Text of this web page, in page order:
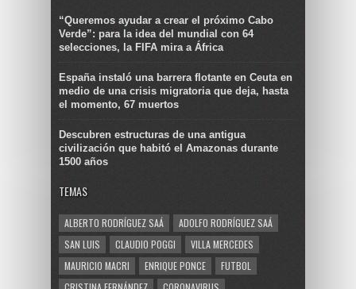
“Queremos ayudar a crear el próximo Cabo
Verde”: para la idea del mundial con 64
selecciones, la FIFA mira a África
España instaló una barrera flotante en Ceuta en
medio de una crisis migratoria que deja, hasta
el momento, 67 muertos
Descubren estructuras de una antigua
civilización que habitó el Amazonas durante
1500 años
TEMAS
ALBERTO RODRÍGUEZ SAÁ
ADOLFO RODRÍGUEZ SAÁ
SAN LUIS
CLAUDIO POGGI
VILLA MERCEDES
MAURICIO MACRI
ENRIQUE PONCE
FUTBOL